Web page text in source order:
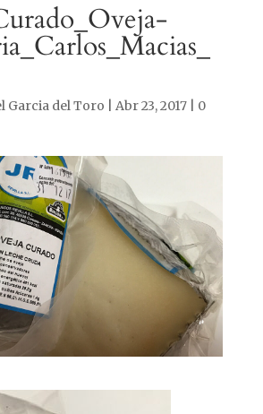
Garcia del Toro Abr 23, 2017| 0